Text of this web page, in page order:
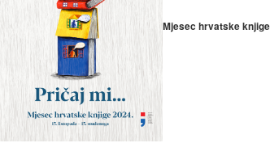
Mjesec hrvatske